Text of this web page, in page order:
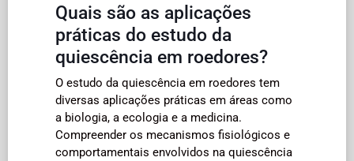
Quais são as aplicações
práticas do estudo da
quiescência em roedores?
O estudo da quiescência em roedores tem
diversas aplicações práticas em áreas como
a biologia, a ecologia e a medicina.
Compreender os mecanismos fisiológicos e
comportamentais envolvidos na quiescência